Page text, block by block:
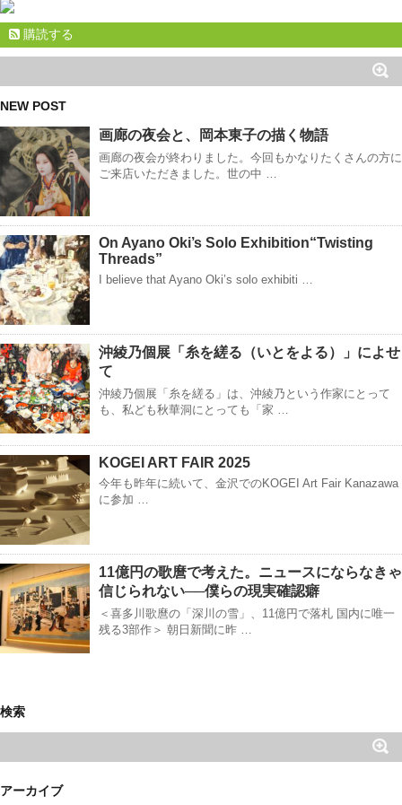
購読する
NEW POST
画廊の夜会と、岡本東子の描く物語
画廊の夜会が終わりました。今回もかなりたくさんの方に
ご来店いただきました。世の中 …
On Ayano Oki’s Solo Exhibition“Twisting
Threads”
I believe that Ayano Oki’s solo exhibiti …
沖綾乃個展「糸を縒る（いとをよる）」によせ
て
沖綾乃個展「糸を縒る」は、沖綾乃という作家にとって
も、私ども秋華洞にとっても「家 …
KOGEI ART FAIR 2025
今年も昨年に続いて、金沢でのKOGEI Art Fair Kanazawa
に参加 …
11億円の歌麿で考えた。ニュースにならなきゃ
信じられない──僕らの現実確認癖
＜喜多川歌麿の「深川の雪」、11億円で落札 国内に唯一
残る3部作＞ 朝日新聞に昨 …
検索
アーカイブ